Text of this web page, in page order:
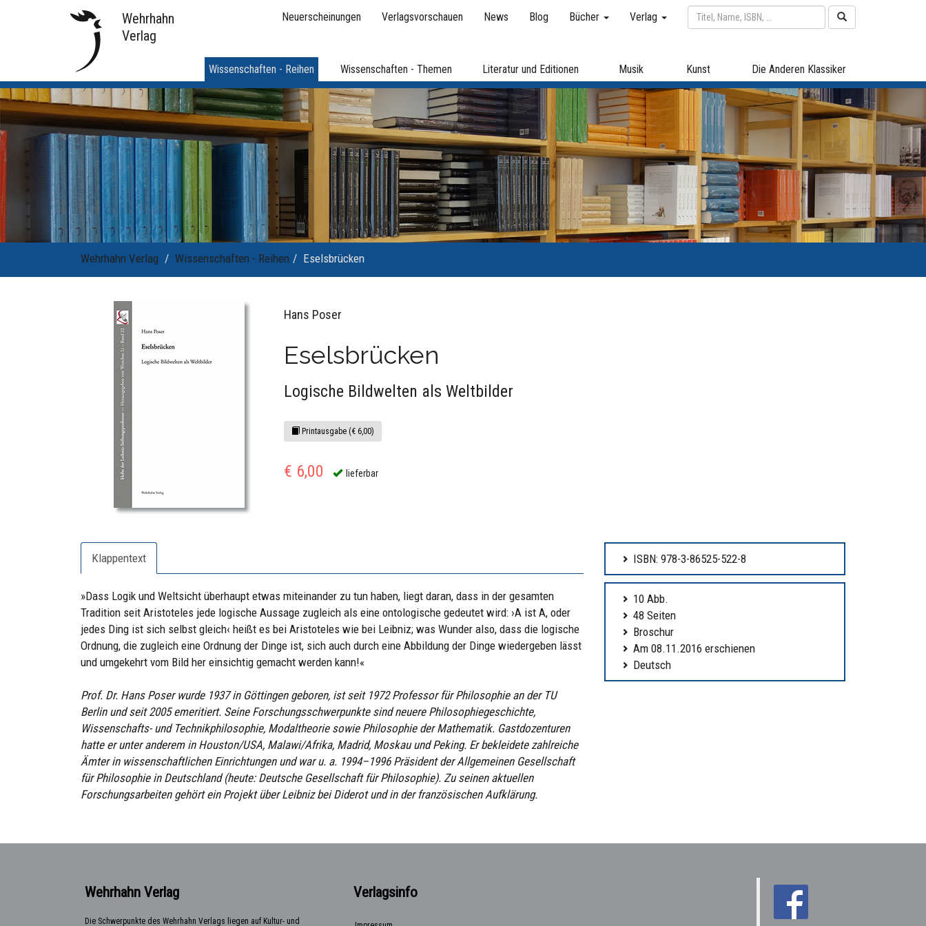
Wehrhahn
Verlag
Neuerscheinungen Verlagsvorschauen News Blog Bücher Verlag
Wissenschaften - Reihen Wissenschaften - Themen Literatur und Editionen Musik Kunst Die Anderen Klassiker
Wehrhahn Verlag Wissenschaften - Reihen Eselsbrücken
Hans Poser
Eselsbrücken
Logische Bildwelten als Weltbilder
Printausgabe (€ 6,00)
€ 6,00 lieferbar
Klappentext
»Dass Logik und Weltsicht überhaupt etwas miteinander zu tun haben, liegt daran, dass in der gesamten
Tradition seit Aristoteles jede logische Aussage zugleich als eine ontologische gedeutet wird: ›A ist A, oder
jedes Ding ist sich selbst gleich‹ heißt es bei Aristoteles wie bei Leibniz; was Wunder also, dass die logische
Ordnung, die zugleich eine Ordnung der Dinge ist, sich auch durch eine Abbildung der Dinge wiedergeben lässt
und umgekehrt vom Bild her einsichtig gemacht werden kann!«
Prof. Dr. Hans Poser wurde 1937 in Göttingen geboren, ist seit 1972 Professor für Philosophie an der TU
Berlin und seit 2005 emeritiert. Seine Forschungsschwerpunkte sind neuere Philosophiegeschichte,
Wissenschafts- und Technikphilosophie, Modaltheorie sowie Philosophie der Mathematik. Gastdozenturen
hatte er unter anderem in Houston/USA, Malawi/Afrika, Madrid, Moskau und Peking. Er bekleidete zahlreiche
Ämter in wissenschaftlichen Einrichtungen und war u. a. 1994–1996 Präsident der Allgemeinen Gesellschaft
für Philosophie in Deutschland (heute: Deutsche Gesellschaft für Philosophie). Zu seinen aktuellen
Forschungsarbeiten gehört ein Projekt über Leibniz bei Diderot und in der französischen Aufklärung.
ISBN: 978-3-86525-522-8
10 Abb.
48 Seiten
Broschur
Am 08.11.2016 erschienen
Deutsch
Wehrhahn Verlag
Die Schwerpunkte des Wehrhahn Verlags liegen auf Kultur- und
Verlagsinfo